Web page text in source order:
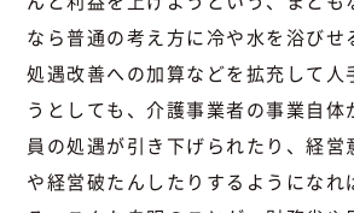
なら普通の考え方に冷や水を浴びせ
処遇改善への加算などを拡充して人
うとしても、介護事業者の事業自体
員の処遇が引き下げられたり、経営
や経営破たんしたりするようになれ